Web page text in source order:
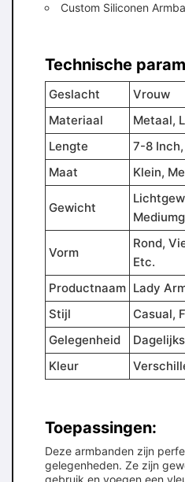
Custom Siliconen
Technische
Geslacht
Vrouw
Materiaal
Metaal,
Lengte
7-8
Maat
Klein,
Gewicht
Vorm
Rond,
Etc.
Productnaam Lady
Stijl
Casual,
Gelegenheid
Kleur
Toepassingen:
Deze armbanden zijn
gelegenheden. Ze zijn
gebruik en voegen een